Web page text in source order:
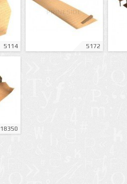
5114 5172
18350